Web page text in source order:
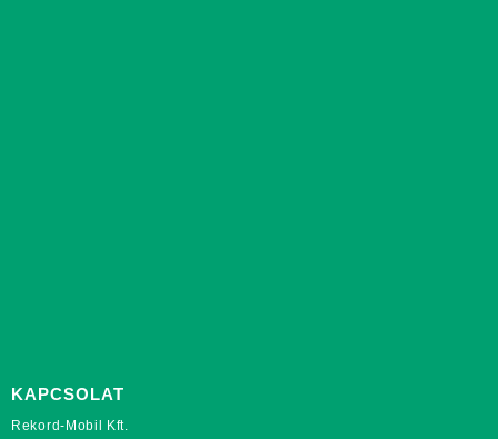
KAPCSOLAT
Rekord-Mobil Kft.